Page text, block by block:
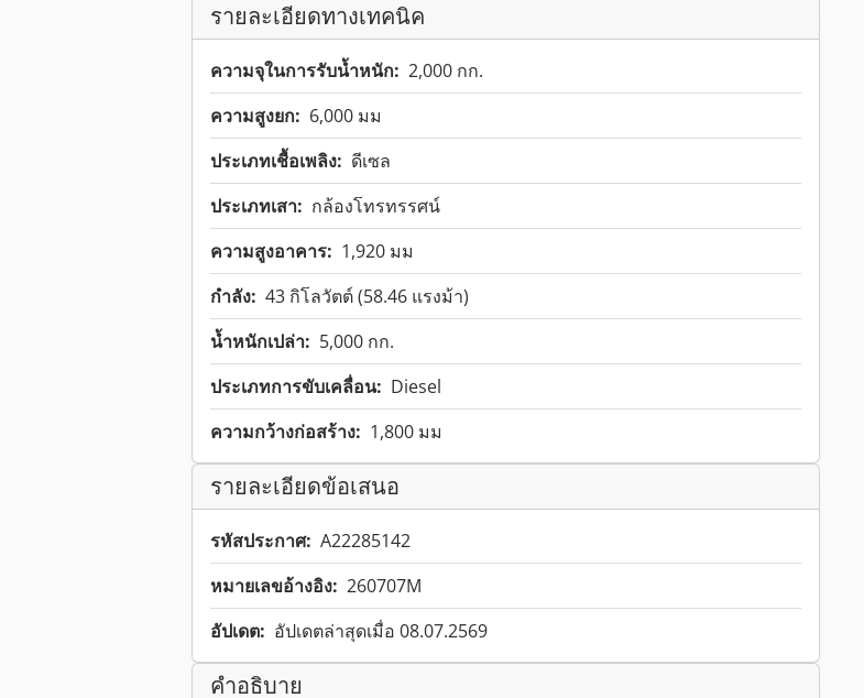
รายละเอียดทางเทคนิค
ความจุในการรับน้ำหนัก: 2,000 กก.
ความสูงยก: 6,000 มม
ประเภทเชื้อเพลิง: ดีเซล
ประเภทเสา: กล้องโทรทรรศน์
ความสูงอาคาร: 1,920 มม
กำลัง: 43 กิโลวัตต์ (58.46 แรงม้า)
น้ำหนักเปล่า: 5,000 กก.
ประเภทการขับเคลื่อน: Diesel
ความกว้างก่อสร้าง: 1,800 มม
รายละเอียดข้อเสนอ
รหัสประกาศ: A22285142
หมายเลขอ้างอิง: 260707M
อัปเดต: อัปเดตล่าสุดเมื่อ 08.07.2569
คำอธิบาย